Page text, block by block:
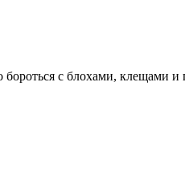
бороться с блохами, клещами